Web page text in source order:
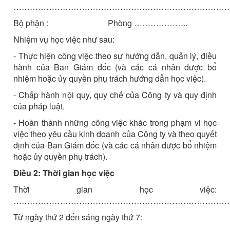
Bộ phận : Phòng ………………..
Nhiệm vụ học việc như sau:
- Thực hiện công việc theo sự hướng dẫn, quản lý, điều
hành của Ban Giám đốc (và các cá nhân được bổ
nhiệm hoặc ủy quyền phụ trách hướng dẫn học việc).
- Chấp hành nội quy, quy chế của Công ty và quy định
của pháp luật.
- Hoàn thành những công việc khác trong phạm vi học
việc theo yêu cầu kinh doanh của Công ty và theo quyết
định của Ban Giám đốc (và các cá nhân được bổ nhiệm
hoặc ủy quyền phụ trách).
Điều 2: Thời gian học việc
Thời gian học việc:
Từ ngày thứ 2 đến sáng ngày thứ 7: